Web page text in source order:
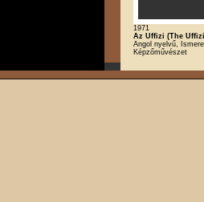
1971
Az Uffizi (The
Angol nyelvű,
Képzőművészet